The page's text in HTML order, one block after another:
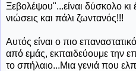
Ξεβολέψου"...είναι δύσκολο κι
νιώσεις και πάλι ζωντανός!!!
Αυτός είναι ο πιο
από εμάς, εκπαιδεύουμε την
το σπήλαιο...Μια γενιά που